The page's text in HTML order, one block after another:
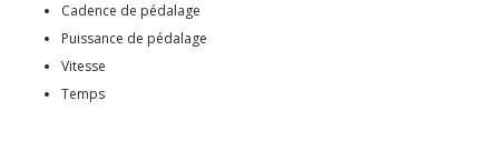
Cadence de pédalage
Puissance de pédalage
Vitesse
Temps